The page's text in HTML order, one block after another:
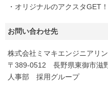
・オリジナルのアクスタGET！
お問い合わせ先
株式会社ミマキエンジニアリ
〒389-0512 長野県東御市滋
人事部 採用グループ